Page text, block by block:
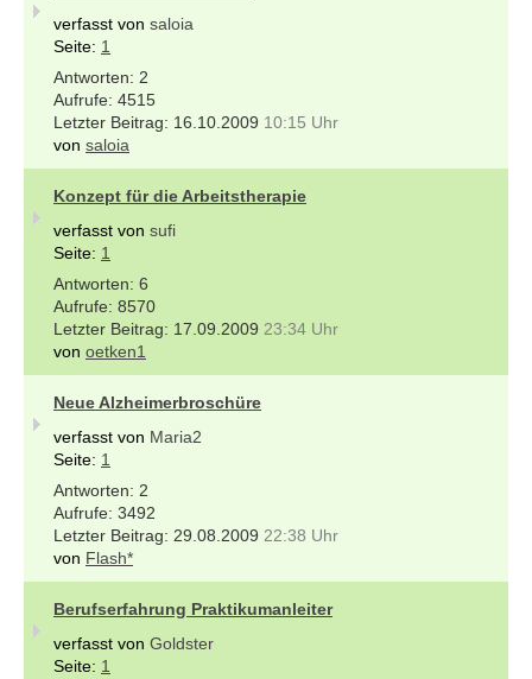
verfasst von saloia
Seite: 1
2
4515
16.10.2009 10:15 Uhr
von saloia
Konzept für die Arbeitstherapie
verfasst von sufi
Seite: 1
6
8570
17.09.2009 23:34 Uhr
von oetken1
Neue Alzheimerbroschüre
verfasst von Maria2
Seite: 1
2
3492
29.08.2009 22:38 Uhr
von Flash*
Berufserfahrung Praktikumanleiter
verfasst von Goldster
Seite: 1